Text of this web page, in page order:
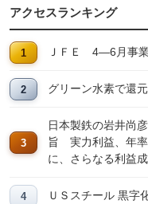
アクセスランキング
ＪＦＥ 4―6月事
グリーン水素で還
日本製鉄の岩井尚
旨 実力利益、年
に、さらなる利益
ＵＳスチール 黒